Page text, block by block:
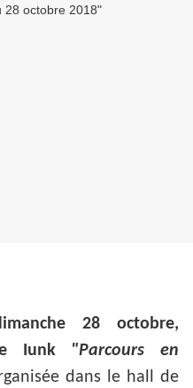
28 octobre,
Iunk "Parcours en
dans le hall de